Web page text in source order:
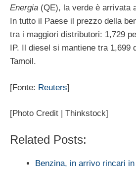
Energia (QE), la verde è arrivata
In tutto il Paese il prezzo della
tra i maggiori distributori: 1,729
IP. Il diesel si mantiene tra 1,699
Tamoil.
[Fonte: Reuters]
[Photo Credit | Thinkstock]
Related Posts:
Benzina, in arrivo rincari